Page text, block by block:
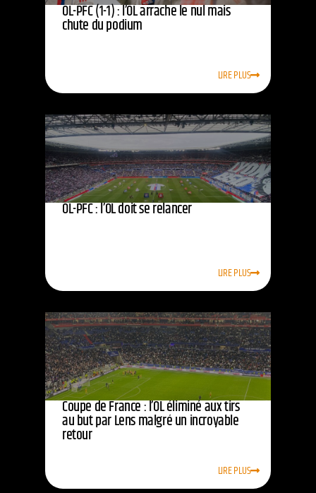
OL-PFC (1-1) : l’OL arrache le nul mais
chute du podium
LIRE PLUS
OL-PFC : l’OL doit se relancer
LIRE PLUS
Coupe de France : l’OL éliminé aux tirs
au but par Lens malgré un incroyable
retour
LIRE PLUS